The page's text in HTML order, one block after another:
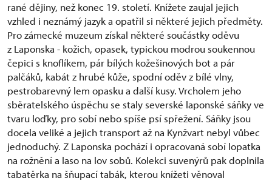
rané dějiny, než konec 19. století. Knížete zaujal jejich
vzhled i neznámý jazyk a opatřil si některé jejich předměty.
Pro zámecké muzeum získal některé součástky oděvu
z Laponska - kožich, opasek, typickou modrou soukennou
čepici s knoflíkem, pár bílých kožešinových bot a pár
palčáků, kabát z hrubé kůže, spodní oděv z bílé vlny,
pestrobarevný lem opasku a další kusy. Vrcholem jeho
sběratelského úspěchu se staly severské laponské sáňky ve
tvaru loďky, pro sobí nebo spíše psí spřežení. Sáňky jsou
docela veliké a jejich transport až na Kynžvart nebyl vůbec
jednoduchý. Z Laponska pochází i opracovaná sobí lopatka
na rožnění a laso na lov sobů. Kolekci suvenýrů pak doplnila
tabatěrka na šňupací tabák, kterou knížeti věnoval